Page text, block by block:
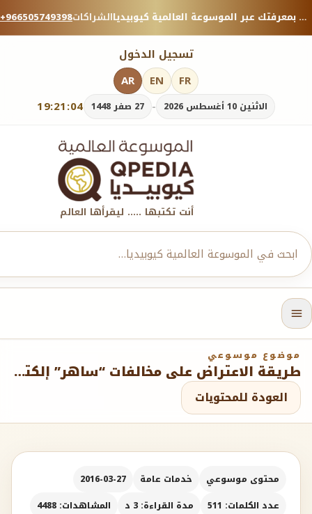
+966505749398الشراكات منصة معرفية موثوقة — شارك بمعرفتك عبر الموسوعة العالمية كيوبيديا.
تسجيل الدخول
19:21:06 الاثنين 10 أغسطس 2026 - 27 صفر 1448
AR EN FR
أنت تكتبها ..... ليقرأها العالم
موضوع موسوعي
طريقة الاعتراض على مخالفات “ساهر” إلكترونيا
العودة للمحتويات
محتوى موسوعي خدمات عامة
2016-03-27
عدد الكلمات: 511
مدة القراءة: 3 د المشاهدات: 4488